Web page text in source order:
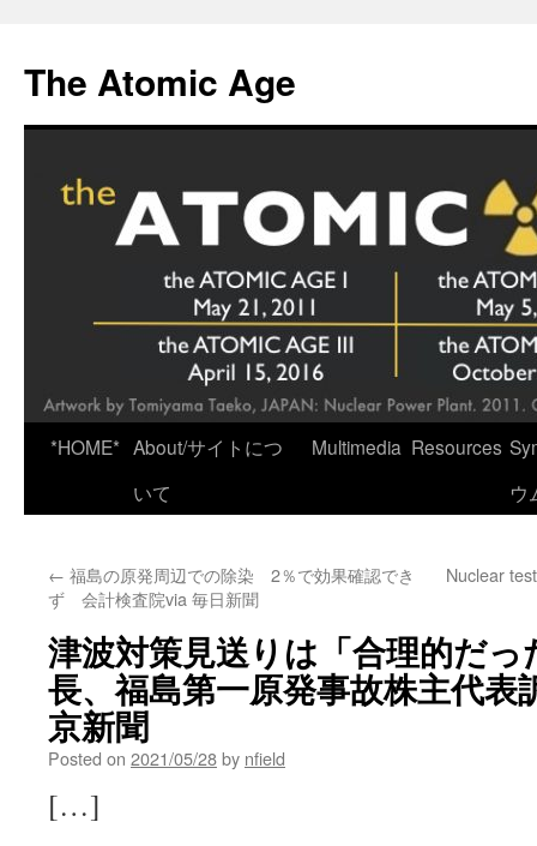
content
The Atomic Age
*HOME* About/サイトにつ
いて
Multimedia Resources
ウ
← 福島の原発周辺での除染 2％で効果確認でき
ず 会計検査院via 毎日新聞
Nuclear
津波対策見送りは「合理的だ
長、福島第一原発事故株主代
京新聞
Posted on 2021/05/28by nfield
[…]